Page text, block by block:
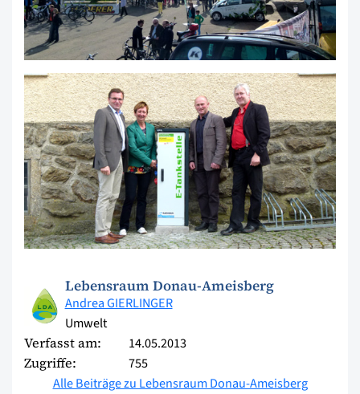
Lebensraum Donau-Ameisberg
Andrea GIERLINGER
Umwelt
Verfasst am: 14.05.2013
Zugriffe:
755
Alle Beiträge zu Lebensraum Donau-Ameisberg